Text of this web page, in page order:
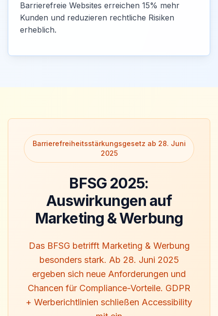
Barrierefreie Websites erreichen 15% mehr
Kunden und reduzieren rechtliche Risiken
erheblich.
Barrierefreiheitsstärkungsgesetz ab 28. Juni
2025
BFSG 2025:
Auswirkungen auf
Marketing & Werbung
Das BFSG betrifft Marketing & Werbung
besonders stark. Ab 28. Juni 2025
ergeben sich neue Anforderungen und
Chancen für Compliance-Vorteile. GDPR
+ Werberichtlinien schließen Accessibility